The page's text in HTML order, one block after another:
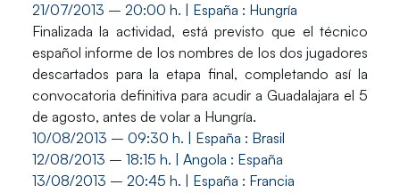
21/07/2013 – 20:00 h. | España : Hungría
Finalizada la actividad, está previsto que el técnico
español informe de los nombres de los dos jugadores
descartados para la etapa final, completando así la
convocatoria definitiva para acudir a Guadalajara el 5
de agosto, antes de volar a Hungría.
10/08/2013 – 09:30 h. | España : Brasil
12/08/2013 – 18:15 h. | Angola : España
13/08/2013 – 20:45 h. | España : Francia